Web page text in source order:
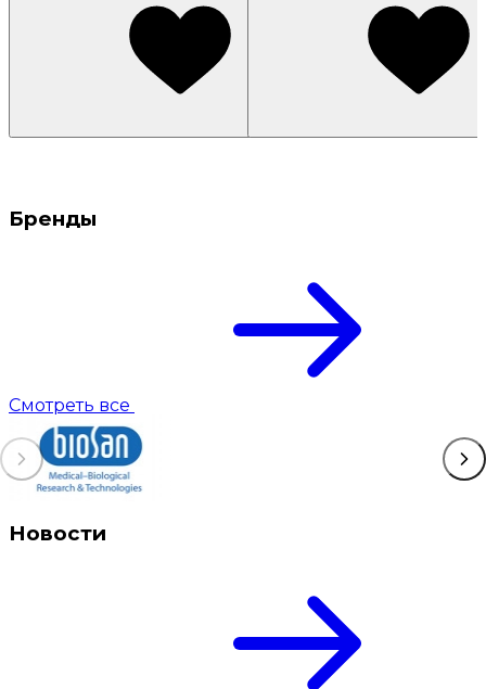
Бренды
Смотреть все
Новости